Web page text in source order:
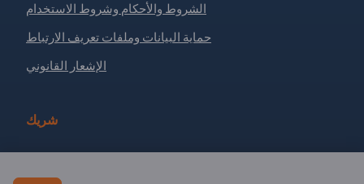
الشروط والأحكام وشروط الاستخدام
حماية البيانات وملفات تعريف الارتباط
الإشعار القانوني
شريك